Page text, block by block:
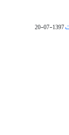
1397-07-20